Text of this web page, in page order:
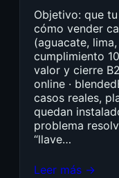
Objetivo: que
cómo vender
(aguacate,
cumplimiento
valor y cierre
online ·
casos reales,
quedan
problema
“llave…
Leer más →